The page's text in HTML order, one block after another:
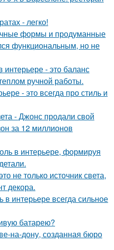
- легко!
формы и продуманные
функциональным, но не
- это баланс
ручной работы.
- это всегда про стиль и
- Джонс продали свой
за 12 миллионов
в интерьере, формируя
не только источник света,
декора.
интерьере всегда сильное
батарею?
на-дону, созданная бюро